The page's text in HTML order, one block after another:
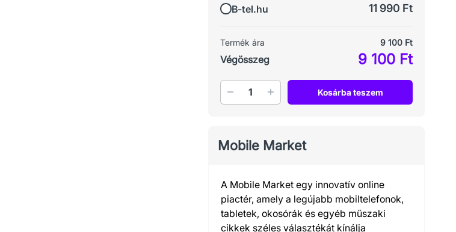
B-tel.hu 11 990 Ft
Termék ára 9 100 Ft
Végösszeg 9 100 Ft
Mennyiség Kosárba teszem
Mobile Market
A Mobile Market egy innovatív online
piactér, amely a legújabb mobiltelefonok,
tabletek, okosórák és egyéb műszaki
cikkek széles választékát kínálja